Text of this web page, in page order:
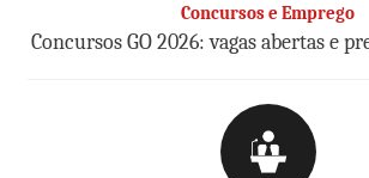
Concursos e Emprego
Concursos GO 2026: vagas abertas e